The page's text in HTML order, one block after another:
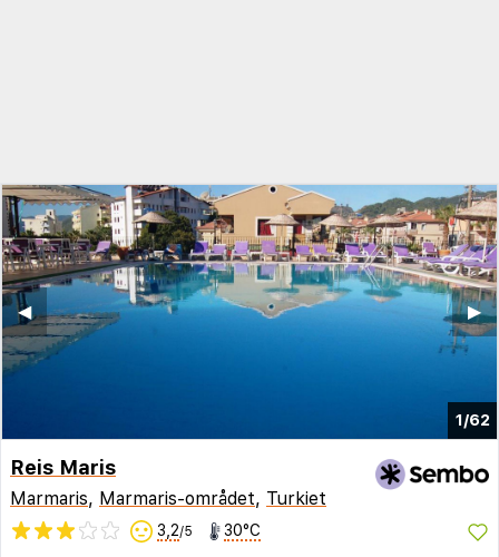
1/62
▶︎
◀︎
Reis Maris
Marmaris, Marmaris-området, Turkiet
3,2/5 30°C